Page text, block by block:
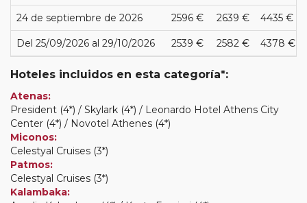
24 de septiembre de 2026 2596 € 2639 € 4435 €
Del 25/09/2026 al 29/10/2026 2539 € 2582 € 4378 €
Hoteles incluidos en esta categoría*:
Atenas:
President (4*) / Skylark (4*) / Leonardo Hotel Athens City
Center (4*) / Novotel Athenes (4*)
Miconos:
Celestyal Cruises (3*)
Patmos:
Celestyal Cruises (3*)
Kalambaka: